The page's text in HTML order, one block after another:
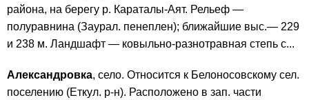
района, на берегу р. Караталы-Аят. Рельеф —
полуравнина (Заурал. пенеплен); ближайшие выс.— 229
и 238 м. Ландшафт — ковыльно-разнотравная степь с...
Александровка, село. Относится к Белоносовскому сел.
поселению (Еткул. р-н). Расположено в зап. части